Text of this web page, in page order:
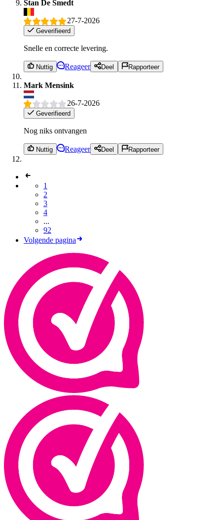
Stan De Smedt
27-7-2026
Geverifieerd
Snelle en correcte levering.
Nuttig Reageer Deel Rapporteer
Mark Mensink
26-7-2026
Geverifieerd
Nog niks ontvangen
Nuttig Reageer Deel Rapporteer
1
2
3
4
...
92
Volgende pagina